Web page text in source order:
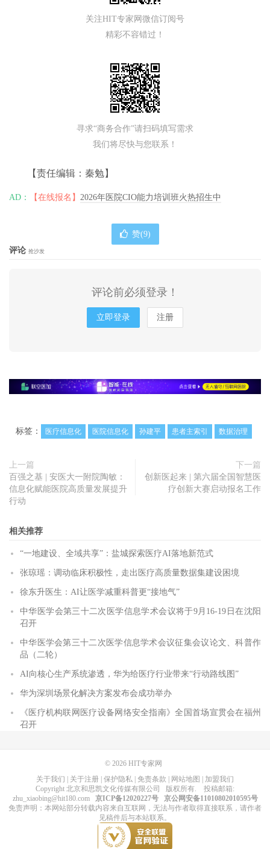
关注HIT专家网微信订阅号
精彩不容错过！
寻求“商务合作”请扫码填写需求
我们将尽快与您联系！
【责任编辑：秦勉】
AD： 【在线报名】 2026年医院CIO能力培训班火热招生中
赞(9)
评论 抢沙发
评论前必须登录！
立即登录 注册
标签： 医疗信息化 医院信息化 孙建平 患者主索引 数据治理
上一篇
百强之基 | 安医大一附院陶敏：
信息化赋能医院高质量发展提升
行动
下一篇
创新医起来 | 第六届全国智慧医
疗创新大赛启动报名工作
相关推荐
“一地建设、全域共享”：盐城探索医疗AI落地新范式
张琼瑶：调动临床积极性，走出医疗高质量数据集建设困境
徐东升医生：AI让医学减重科普更“接地气”
中华医学会第三十二次医学信息学术会议将于9月16-19日在沈阳
召开
中华医学会第三十二次医学信息学术会议征集会议论文、科普作
品（二轮）
AI向核心生产系统渗透，华为给医疗行业带来“行动路线图”
华为深圳场景化解决方案发布会成功举办
《医疗机构联网医疗设备网络安全指南》全国首场宣贯会在福州
召开
© 2026 HIT专家网
关于我们
关于注册 保护隐私 免责条款 网站地图
加盟我们
Copyright 北京和思凯文化传媒有限公司 版权所有. 投稿邮箱:
zhu_xiaobing@hit180.com
京ICP备12020227号
京公网安备11010802010595号
免责声明：本网站部分转载内容来自互联网，无法与作者取得直接联系，请作者
见稿件后与本站联系。